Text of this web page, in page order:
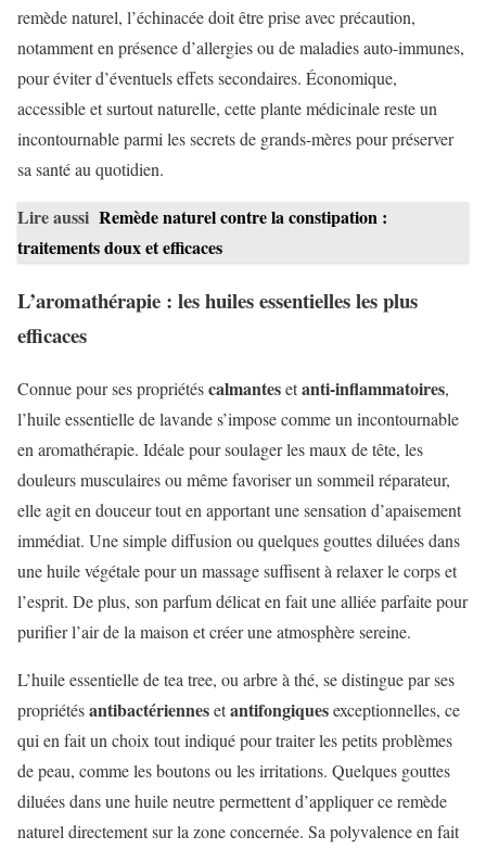
remède naturel, l’échinacée doit être prise avec précaution,
notamment en présence d’allergies ou de maladies auto-immunes,
pour éviter d’éventuels effets secondaires. Économique,
accessible et surtout naturelle, cette plante médicinale reste un
incontournable parmi les secrets de grands-mères pour préserver
sa santé au quotidien.
Lire aussi Remède naturel contre la constipation :
traitements doux et efficaces
L’aromathérapie : les huiles essentielles les plus
efficaces
Connue pour ses propriétéscalmantesetanti-inflammatoires,
l’huile essentielle de lavande s’impose comme un incontournable
en aromathérapie. Idéale pour soulager les maux de tête, les
douleurs musculaires ou même favoriser un sommeil réparateur,
elle agit en douceur tout en apportant une sensation d’apaisement
immédiat. Une simple diffusion ou quelques gouttes diluées dans
une huile végétale pour un massage suffisent à relaxer le corps et
l’esprit. De plus, son parfum délicat en fait une alliée parfaite pour
purifier l’air de la maison et créer une atmosphère sereine.
L’huile essentielle de tea tree, ou arbre à thé, se distingue par ses
propriétésantibactériennesetantifongiquesexceptionnelles, ce
qui en fait un choix tout indiqué pour traiter les petits problèmes
de peau, comme les boutons ou les irritations. Quelques gouttes
diluées dans une huile neutre permettent d’appliquer ce remède
naturel directement sur la zone concernée. Sa polyvalence en fait